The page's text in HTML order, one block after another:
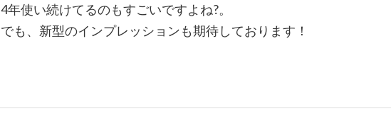
4年使い続けてるのもすごいですよね?。
でも、新型のインプレッションも期待しております！